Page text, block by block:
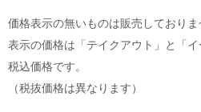
価格表示の無いものは販売しておりま
表示の価格は「テイクアウト」と「
税込価格です。
（税抜価格は異なります）